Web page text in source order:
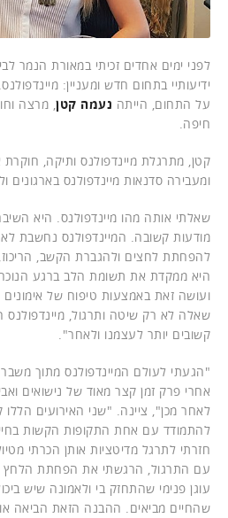
לפני ימים אחדים זכיתי במאורת הנמר
ידיעותיי בתחום חדש ומעניין:
על התחום, הייתה נעמה קטן , מרצה
חיפה.
קטן, מתרגלת מיינדפולנס ותיקה,
ומעבירה סדנאות מיינדפולנס בארגונים
שאלתי אותה מהו מיינדפולנס. היא
מודעות קשובה. המיינדפולנס נחשבת
להפחתת לחצים ולהגברת הקשב, הריכוז,
היא ממקדת את תשומת הלב ברגע הנוכחי
ועושה זאת באמצעות טיפוח של
שאלה לא רק שיטה ותרגול, מיינדפולנס
קשובים יותר לעצמנו ולאחר".
"הגעתי לעולם המיינדפולנס מתוך
אחרי פרק זמן קצר מאוד של נישואים
לאחר מכן", ציינה. "שני האירועים הללו
להתמודד עם אחת התקופות הקשות
חזרתי לתרגל מדיטציות אותן הכרתי
עם התרגול, הרגשתי את הפחתת הלחץ
עוגן פנימי שהתחזק בי ולאמונה שיש
שהחיים מביאים. ההבנה הזאת הביאה